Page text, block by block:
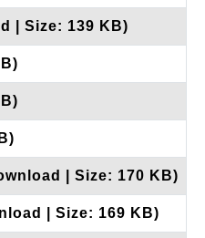
| Size: 139 KB)
| Size: 170 KB)
| Size: 169 KB)